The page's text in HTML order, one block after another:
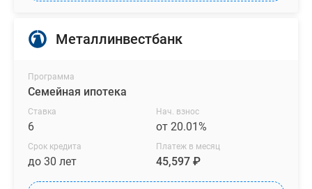
Металлинвестбанк
Программа
Семейная ипотека
Ставка
6
Нач. взнос
от 20.01%
Срок кредита
до 30 лет
Платеж в месяц
45,597 ₽